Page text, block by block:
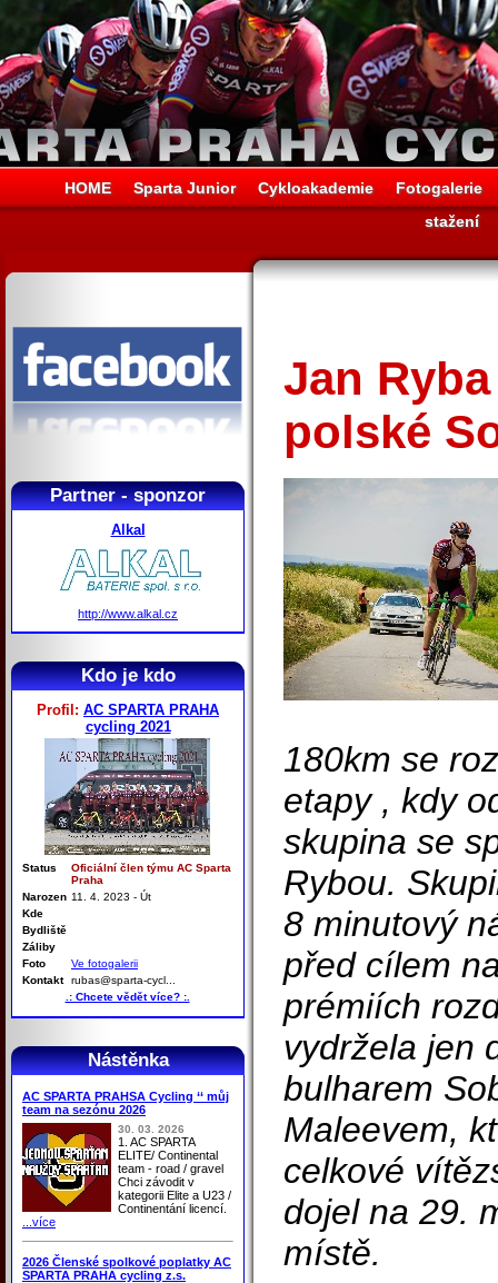
HOME Sparta Junior Cykloakademie
Fotogalerie
stažení
Partner - sponzor
Alkal
http://www.alkal.cz
Kdo je kdo
Profil: AC SPARTA PRAHA
cycling 2021
Status
Oficiální člen týmu AC Sparta
Praha
Narozen 11. 4. 2023 - Út
Kde
Bydliště
Záliby
Foto
Ve fotogalerii
Kontakt rubas@sparta-cycl...
.: Chcete vědět více? :.
Nástěnka
AC SPARTA PRAHSA Cycling ‘‘ můj
team na sezónu 2026
30. 03. 2026
1. AC SPARTA
ELITE/ Continental
team - road / gravel
Chci závodit v
kategorii Elite a U23 /
Continentání licencí.
...více
2026 Členské spolkové poplatky AC
SPARTA PRAHA cycling z.s.
Jan
polské
180km se
etapy , kdy
skupina se
Rybou.
8 minutový
před cílem
prémiích
vydržela jen
bulharem
Maleevem,
celkové
dojel na 29.
místě.